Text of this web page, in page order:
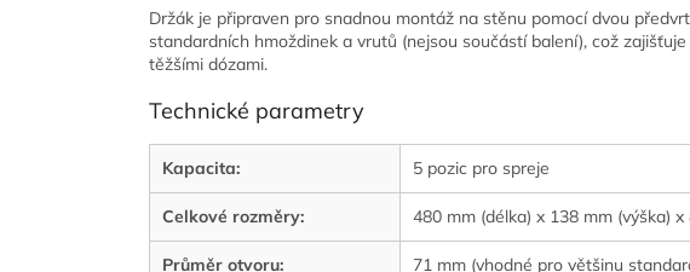
Držák je připraven pro snadnou montáž na stěnu pomocí dvou
standardních hmoždinek a vrutů (nejsou součástí balení), což
těžšími dózami.
Technické parametry
Kapacita: 5 pozic pro spreje
Celkové rozměry: 480 mm (délka) x 138 mm (výška) x
Průměr otvoru: 71 mm (vhodné pro většinu